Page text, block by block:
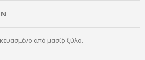
από μασίφ ξύλο.